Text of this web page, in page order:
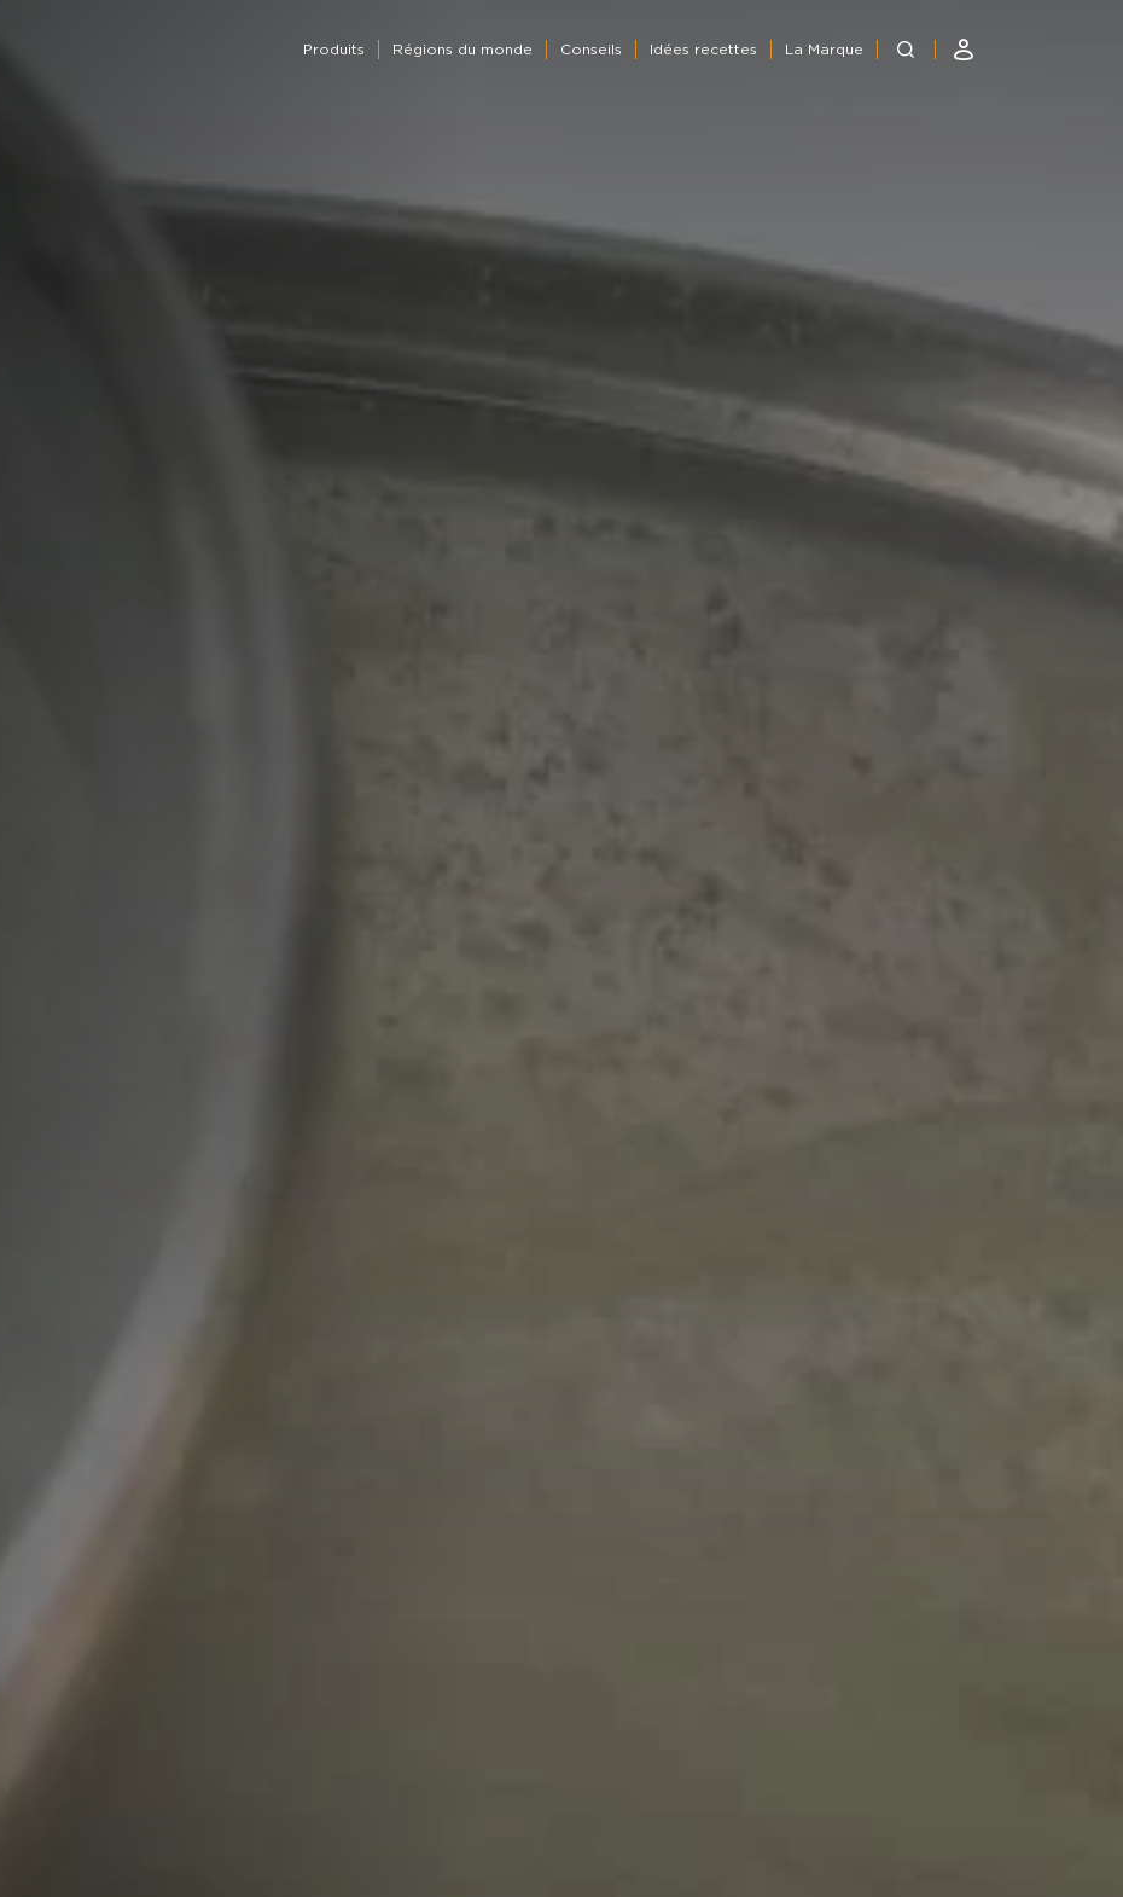
Produits Régions du monde Conseils Idées recettes La Marque